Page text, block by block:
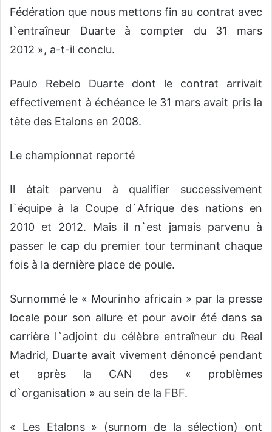
Fédération que nous mettons fin au contrat avec
l`entraîneur Duarte à compter du 31 mars
2012 », a-t-il conclu.
Paulo Rebelo Duarte dont le contrat arrivait
effectivement à échéance le 31 mars avait pris la
tête des Etalons en 2008.
Le championnat reporté
Il était parvenu à qualifier successivement
l`équipe à la Coupe d`Afrique des nations en
2010 et 2012. Mais il n`est jamais parvenu à
passer le cap du premier tour terminant chaque
fois à la dernière place de poule.
Surnommé le « Mourinho africain » par la presse
locale pour son allure et pour avoir été dans sa
carrière l`adjoint du célèbre entraîneur du Real
Madrid, Duarte avait vivement dénoncé pendant
et après la CAN des « problèmes
d`organisation » au sein de la FBF.
« Les Etalons » (surnom de la sélection) ont